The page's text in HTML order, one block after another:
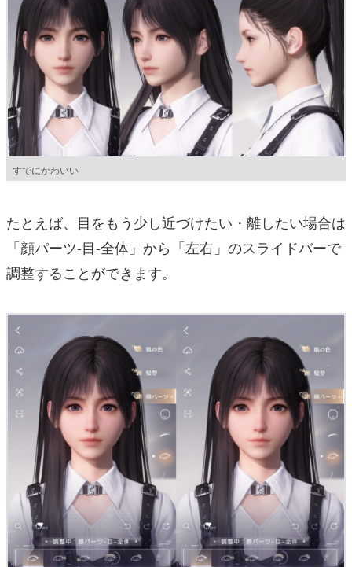
すでにかわいい
たとえば、目をもう少し近づけたい・離したい場合は
「顔パーツ-目-全体」から「左右」のスライドバーで
調整することができます。